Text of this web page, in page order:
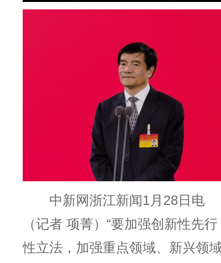
中新网浙江新闻1月28日电
（记者 项菁）“要加强创新性先行
性立法，加强重点领域、新兴领